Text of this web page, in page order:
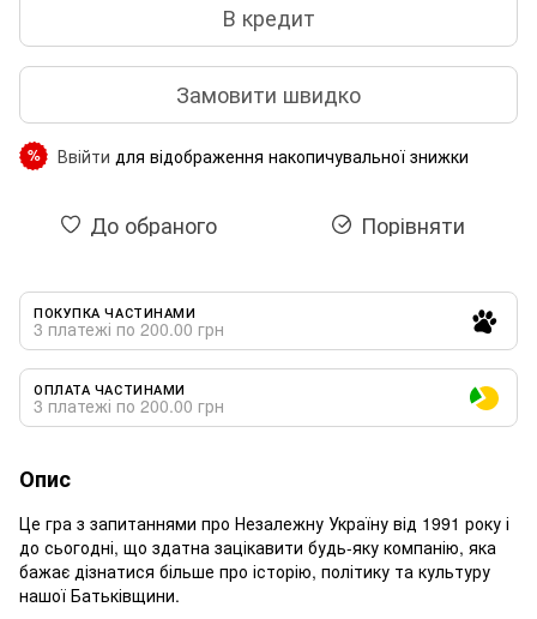
В кредит
Замовити швидко
% Ввійти для відображення накопичувальної знижки
До обраного Порівняти
ПОКУПКА ЧАСТИНАМИ
3 платежі по 200.00 грн
ОПЛАТА ЧАСТИНАМИ
3 платежі по 200.00 грн
Опис
Це гра з запитаннями про Незалежну Україну від 1991 року і
до сьогодні, що здатна зацікавити будь-яку компанію, яка
бажає дізнатися більше про історію, політику та культуру
нашої Батьківщини.